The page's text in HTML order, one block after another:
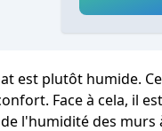
est plutôt humide.
Face à cela, il
l'humidité des murs